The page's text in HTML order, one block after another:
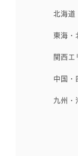
北海道
東海・
関西エ
中国・
九州・